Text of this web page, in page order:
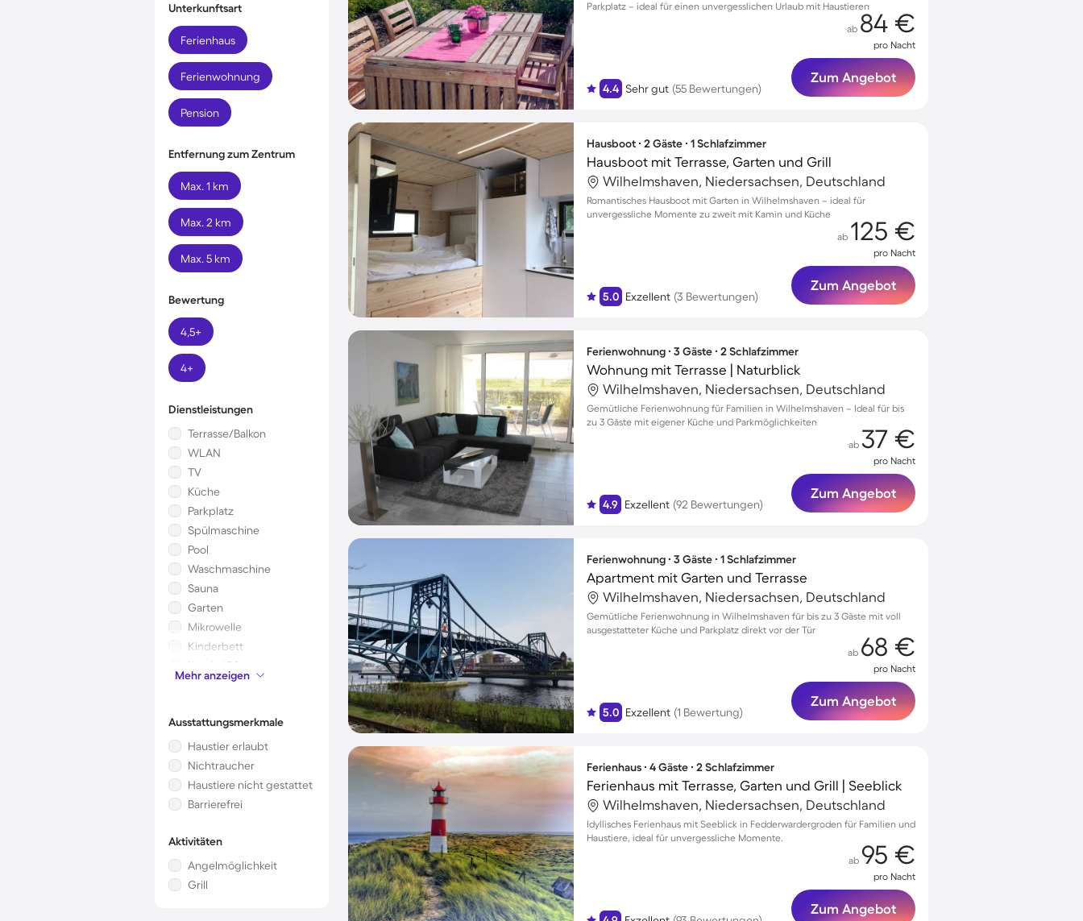
Unterkunftsart
Ferienhaus
Ferienwohnung
Pension
Entfernung zum Zentrum
Max. 1 km
Max. 2 km
Max. 5 km
Bewertung
4,5+
4+
Dienstleistungen
Terrasse/Balkon
WLAN
TV
Küche
Parkplatz
Spülmaschine
Pool
Waschmaschine
Sauna
Garten
Mikrowelle
Kinderbett
Kamin/Ofen
Klimaanlage
Mehr anzeigen
Ausstattungsmerkmale
Haustier erlaubt
Nichtraucher
Haustiere nicht gestattet
Barrierefrei
Aktivitäten
Angelmöglichkeit
Grill
Parkplatz – ideal für einen unvergesslichen Urlaub mit Haustieren
4.4 Sehr gut (55 Bewertungen)
ab 84 €
pro Nacht
Zum Angebot
Hausboot ∙ 2 Gäste ∙ 1 Schlafzimmer
Hausboot mit Terrasse, Garten und Grill
Wilhelmshaven, Niedersachsen, Deutschland
Romantisches Hausboot mit Garten in Wilhelmshaven – ideal für
unvergessliche Momente zu zweit mit Kamin und Küche
5.0 Exzellent (3 Bewertungen)
ab 125 €
pro Nacht
Zum Angebot
Ferienwohnung ∙ 3 Gäste ∙ 2 Schlafzimmer
Wohnung mit Terrasse | Naturblick
Wilhelmshaven, Niedersachsen, Deutschland
Gemütliche Ferienwohnung für Familien in Wilhelmshaven – Ideal für bis
zu 3 Gäste mit eigener Küche und Parkmöglichkeiten
4.9 Exzellent (92 Bewertungen)
ab 37 €
pro Nacht
Zum Angebot
Ferienwohnung ∙ 3 Gäste ∙ 1 Schlafzimmer
Apartment mit Garten und Terrasse
Wilhelmshaven, Niedersachsen, Deutschland
Gemütliche Ferienwohnung in Wilhelmshaven für bis zu 3 Gäste mit voll
ausgestatteter Küche und Parkplatz direkt vor der Tür
5.0 Exzellent (1 Bewertung)
ab 68 €
pro Nacht
Zum Angebot
Ferienhaus ∙ 4 Gäste ∙ 2 Schlafzimmer
Ferienhaus mit Terrasse, Garten und Grill | Seeblick
Wilhelmshaven, Niedersachsen, Deutschland
Idyllisches Ferienhaus mit Seeblick in Fedderwardergroden für Familien und
Haustiere, ideal für unvergessliche Momente.
ab 95 €
pro Nacht
Zum Angebot